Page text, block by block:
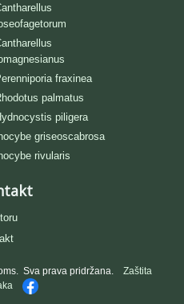
fraxinea
palmatus
piligera
griseoscabrosa
rivularis
Sva prava pridržana. Zaštita